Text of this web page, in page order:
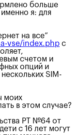
больше
я: для
на все”
vse/index.php с
счетом и
опций и
SIM-
моих
в этом случае?
РТ №64 от
с 16 лет могут